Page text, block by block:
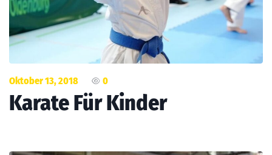
Oktober 13, 2018 0
Karate Für Kinder